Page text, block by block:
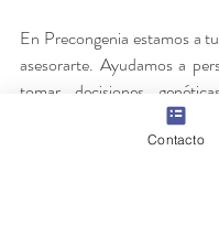
En Precongenia estamos a
asesorarte. Ayudamos a
tomar decisiones
Contacta
Contacto